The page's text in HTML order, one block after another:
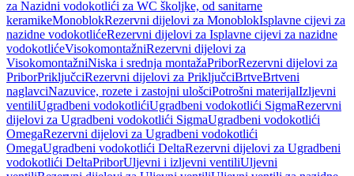
za Nazidni vodokotlići za WC školjke, od sanitarne
keramikeMonoblokRezervni dijelovi za MonoblokIsplavne cijevi za
nazidne vodokotlićeRezervni dijelovi za Isplavne cijevi za nazidne
vodokotlićeVisokomontažniRezervni dijelovi za
VisokomontažniNiska i srednja montažaPriborRezervni dijelovi za
PriborPriključciRezervni dijelovi za PriključciBrtveBrtveni
naglavciNazuvice, rozete i zastojni ulošciPotrošni materijalIzljevni
ventiliUgradbeni vodokotlićiUgradbeni vodokotlići SigmaRezervni
dijelovi za Ugradbeni vodokotlići SigmaUgradbeni vodokotlići
OmegaRezervni dijelovi za Ugradbeni vodokotlići
OmegaUgradbeni vodokotlići DeltaRezervni dijelovi za Ugradbeni
vodokotlići DeltaPriborUljevni i izljevni ventiliUljevni